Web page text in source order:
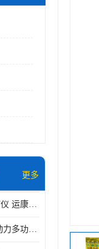
更多
新型家庭多功能理疗仪 运康达华
多功能治疗仪 胃肠动力多功能治疗仪